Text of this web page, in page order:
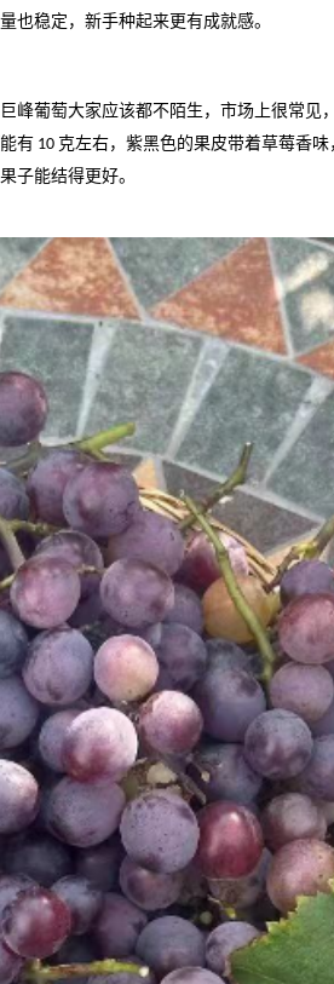
也稳定，新手种起来更有成就感。
峰葡萄大家应该都不陌生，市场上很常见
有 10 克左右，紫黑色的果皮带着草莓香味
子能结得更好。